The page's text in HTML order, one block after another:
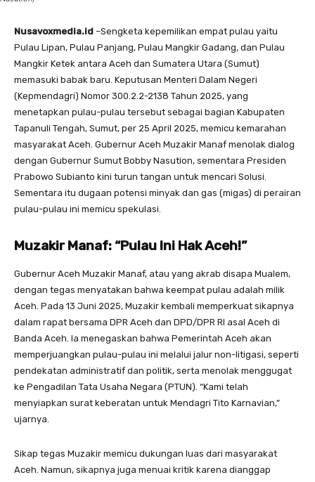
Nusavoxmedia.id –Sengketa kepemilikan empat pulau yaitu
Pulau Lipan, Pulau Panjang, Pulau Mangkir Gadang, dan Pulau
Mangkir Ketek antara Aceh dan Sumatera Utara (Sumut)
memasuki babak baru. Keputusan Menteri Dalam Negeri
(Kepmendagri) Nomor 300.2.2-2138 Tahun 2025, yang
menetapkan pulau-pulau tersebut sebagai bagian Kabupaten
Tapanuli Tengah, Sumut, per 25 April 2025, memicu kemarahan
masyarakat Aceh. Gubernur Aceh Muzakir Manaf menolak dialog
dengan Gubernur Sumut Bobby Nasution, sementara Presiden
Prabowo Subianto kini turun tangan untuk mencari Solusi.
Sementara itu dugaan potensi minyak dan gas (migas) di perairan
pulau-pulau ini memicu spekulasi.
Muzakir Manaf: “Pulau Ini Hak Aceh!”
Gubernur Aceh Muzakir Manaf, atau yang akrab disapa Mualem,
dengan tegas menyatakan bahwa keempat pulau adalah milik
Aceh. Pada 13 Juni 2025, Muzakir kembali memperkuat sikapnya
dalam rapat bersama DPR Aceh dan DPD/DPR RI asal Aceh di
Banda Aceh. Ia menegaskan bahwa Pemerintah Aceh akan
memperjuangkan pulau-pulau ini melalui jalur non-litigasi, seperti
pendekatan administratif dan politik, serta menolak menggugat
ke Pengadilan Tata Usaha Negara (PTUN). “Kami telah
menyiapkan surat keberatan untuk Mendagri Tito Karnavian,”
ujarnya.
Sikap tegas Muzakir memicu dukungan luas dari masyarakat
Aceh. Namun, sikapnya juga menuai kritik karena dianggap